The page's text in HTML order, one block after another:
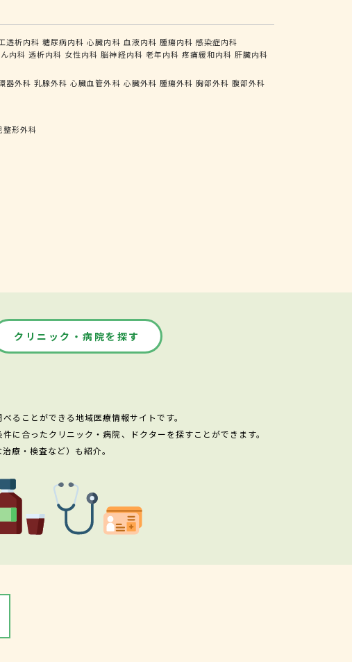
透析内科 糖尿病内科 心臓内科 血液内科 腫瘍内科 感染症内科
内科 透析内科 女性内科 脳神経内科 老年内科 疼痛緩和内科 肝臓内科
器外科 乳腺外科 心臓血管外科 心臓外科 腫瘍外科 胸部外科 腹部外科
整形外科
クリニック・病院を探す
ることができる地域医療情報サイトです。
に合ったクリニック・病院、ドクターを探すことができます。
療・検査など）も紹介。